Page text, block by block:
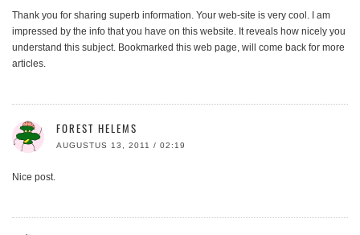
Thank you for sharing superb information. Your web-site is very cool. I am
impressed by the info that you have on this website. It reveals how nicely you
understand this subject. Bookmarked this web page, will come back for more
articles.
FOREST HELEMS
AUGUSTUS 13, 2011 / 02:19
Nice post.